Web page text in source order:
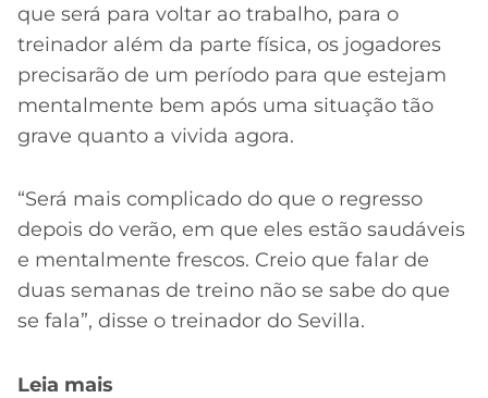
que será para voltar ao trabalho, para o
treinador além da parte física, os jogadores
precisarão de um período para que estejam
mentalmente bem após uma situação tão
grave quanto a vivida agora.
“Será mais complicado do que o regresso
depois do verão, em que eles estão saudáveis
e mentalmente frescos. Creio que falar de
duas semanas de treino não se sabe do que
se fala”, disse o treinador do Sevilla.
Leia mais